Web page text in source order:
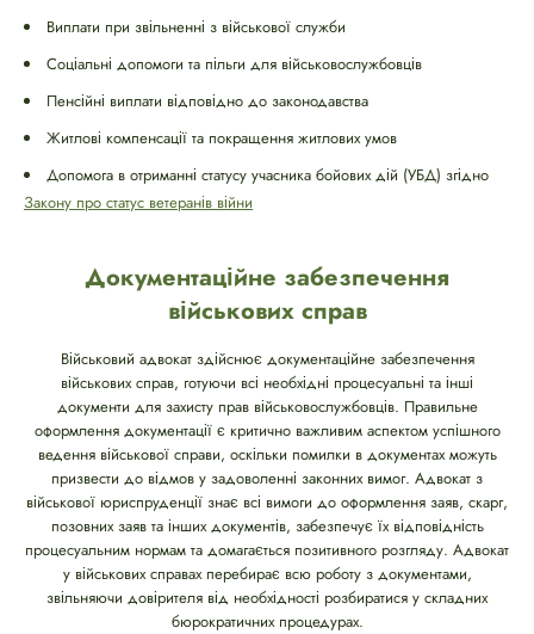
Виплати при звільненні з військової служби
Соціальні допомоги та пільги для військовослужбовців
Пенсійні виплати відповідно до законодавства
Житлові компенсації та покращення житлових умов
Допомога в отриманні статусу учасника бойових дій (УБД) згідно
Закону про статус ветеранів війни
Документаційне забезпечення
військових справ
Військовий адвокат здійснює документаційне забезпечення
військових справ, готуючи всі необхідні процесуальні та інші
документи для захисту прав військовослужбовців. Правильне
оформлення документації є критично важливим аспектом успішного
ведення військової справи, оскільки помилки в документах можуть
призвести до відмов у задоволенні законних вимог. Адвокат з
військової юриспруденції знає всі вимоги до оформлення заяв, скарг,
позовних заяв та інших документів, забезпечує їх відповідність
процесуальним нормам та домагається позитивного розгляду. Адвокат
у військових справах перебирає всю роботу з документами,
звільняючи довірителя від необхідності розбиратися у складних
бюрократичних процедурах.